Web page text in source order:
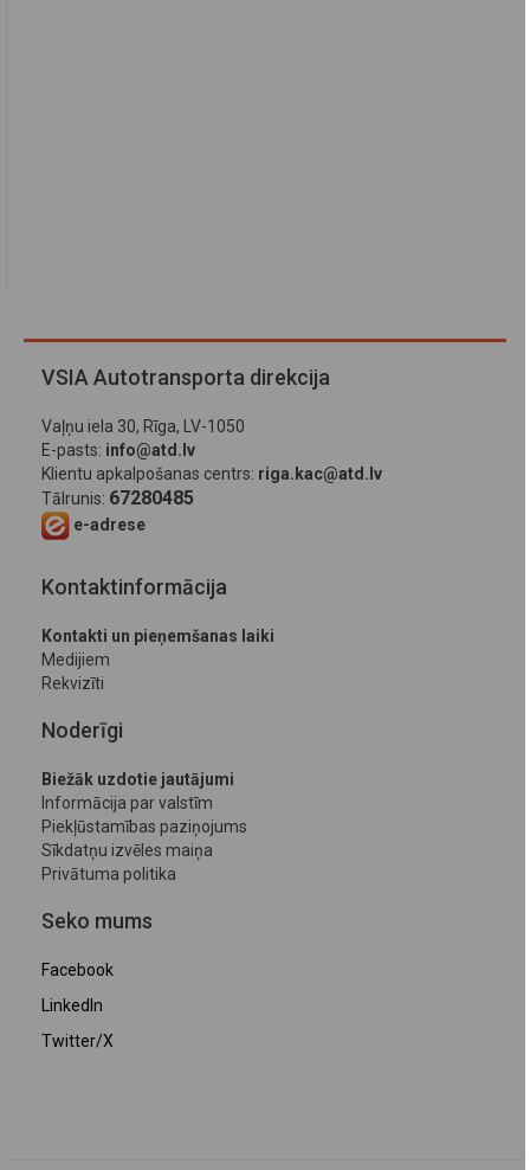
VSIA Autotransporta direkcija
Vaļņu iela 30, Rīga, LV-1050
E-pasts: info@atd.lv
Klientu apkalpošanas centrs: riga.kac@atd.lv
Tālrunis: 67280485
e-adrese
Kontaktinformācija
Kontakti un pieņemšanas laiki
Medijiem
Rekvizīti
Noderīgi
Biežāk uzdotie jautājumi
Informācija par valstīm
Piekļūstamības paziņojums
Sīkdatņu izvēles maiņa
Privātuma politika
Seko mums
Facebook
LinkedIn
Twitter/X